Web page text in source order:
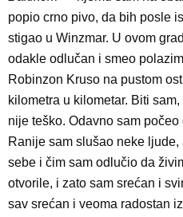
popio crno pivo, da bih posle
stigao u Winzmar. U ovom
odakle odlučan i smeo
Robinzon Kruso na pustom
kilometra u kilometar. Biti
nije teško. Odavno sam
Ranije sam slušao neke
sebe i čim sam odlučio da
otvorile, i zato sam srećan i
sav srećan i veoma radostan